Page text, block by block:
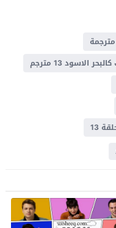
الاسود 13 مترجم
13